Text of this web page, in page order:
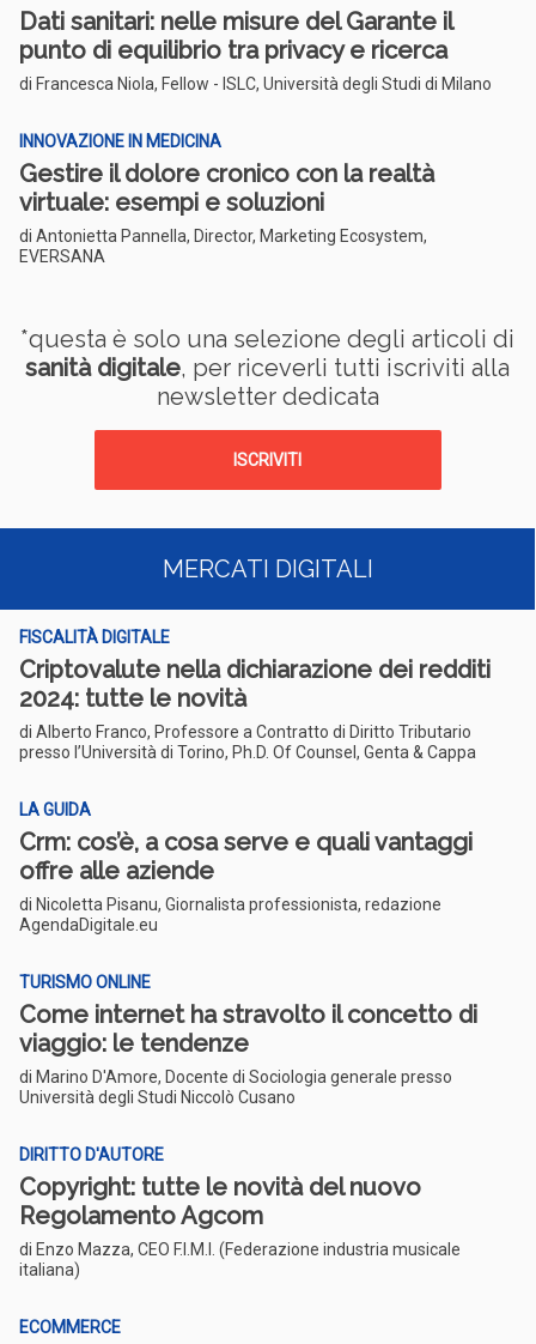
Dati sanitari: nelle misure del Garante il
punto di equilibrio tra privacy e ricerca
di Francesca Niola, Fellow - ISLC, Università degli Studi di Milano
INNOVAZIONE IN MEDICINA
Gestire il dolore cronico con la realtà
virtuale: esempi e soluzioni
di Antonietta Pannella, Director, Marketing Ecosystem,
EVERSANA
*questa è solo una selezione degli articoli di
sanità digitale, per riceverli tutti iscriviti alla
newsletter dedicata
ISCRIVITI
MERCATI DIGITALI
FISCALITÀ DIGITALE
Criptovalute nella dichiarazione dei redditi
2024: tutte le novità
di Alberto Franco, Professore a Contratto di Diritto Tributario
presso l’Università di Torino, Ph.D. Of Counsel, Genta & Cappa
LA GUIDA
Crm: cos’è, a cosa serve e quali vantaggi
offre alle aziende
di Nicoletta Pisanu, Giornalista professionista, redazione
AgendaDigitale.eu
TURISMO ONLINE
Come internet ha stravolto il concetto di
viaggio: le tendenze
di Marino D'Amore, Docente di Sociologia generale presso
Università degli Studi Niccolò Cusano
DIRITTO D'AUTORE
Copyright: tutte le novità del nuovo
Regolamento Agcom
di Enzo Mazza, CEO F.I.M.I. (Federazione industria musicale
italiana)
ECOMMERCE